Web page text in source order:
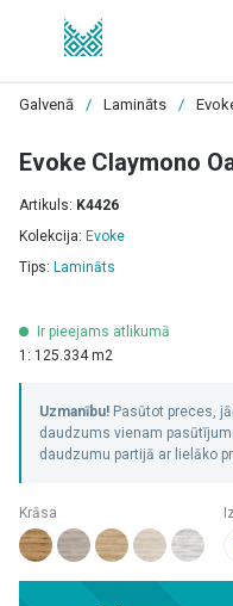
Galvenā / Lamināts /
Evoke Claymono
Artikuls: K4426
Kolekcija: Evoke
Tips: Lamināts
Ir pieejams atlikumā
1: 125.334 m2
Uzmanību! Pasūtot preces,
daudzums vienam
daudzumu partijā ar lielāko
Krāsa